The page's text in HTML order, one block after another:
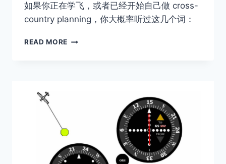
如果你正在学飞，或者已经开始自己做 cross-
country planning，你大概率听过这几个词：
READ MORE ADS-
么？
一
篇